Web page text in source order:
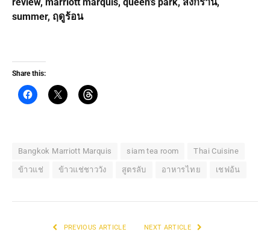
summer, ฤดูร้อน
Share this:
Bangkok Marriott Marquis siam tea room Thai Cuisine
ข้าวแช่ ข้าวแช่ชาววัง สูตรลับ อาหารไทย เชฟอ้น
PREVIOUS ARTICLE NEXT ARTICLE